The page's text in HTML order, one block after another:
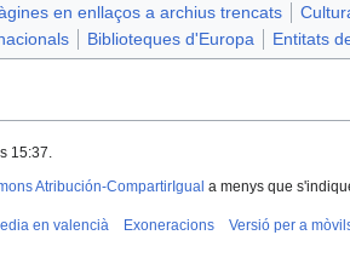
en enllaços a archius trencats
Biblioteques d'Europa Entitats
15:37.
Atribución-CompartirIgual a menys que
en valencià Exoneracions Versió per a